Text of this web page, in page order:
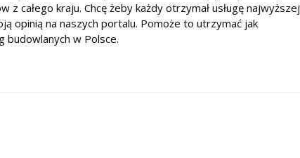
z całego kraju. Chcę żeby każdy otrzymał usługę najwyższej
opinią na naszych portalu. Pomoże to utrzymać jak
budowlanych w Polsce.